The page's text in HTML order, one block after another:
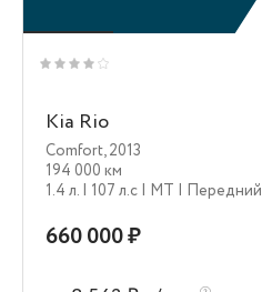
Kia Rio
Comfort,2013
194 000 км
1.4 л. | 107 л.c | MT | Передний
660 000 ₽